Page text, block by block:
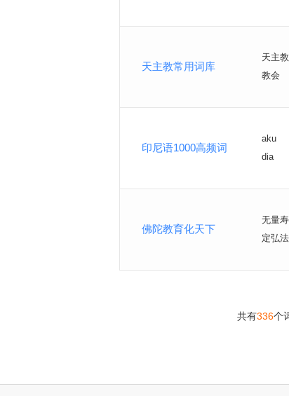
天主教常用词库
天主教
教会
印尼语1000高频词
aku
dia
佛陀教育化天下
无量
定弘
共有336个